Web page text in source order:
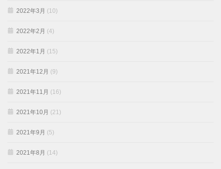
2022年3月 (10)
2022年2月 (4)
2022年1月 (15)
2021年12月 (9)
2021年11月 (16)
2021年10月 (21)
2021年9月 (5)
2021年8月 (14)